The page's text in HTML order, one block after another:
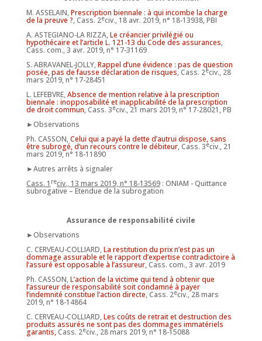
M. ASSELAIN,Prescription biennale : à qui incombe la charge
de la preuve ?, Cass. 2eciv., 18 avr. 2019, n° 18-13938, PBI
A. ASTEGIANO-LA RIZZA,Le créancier privilégié ou
hypothécaire et l’article L. 121-13 du Code des assurances,
Cass. com., 3 avr. 2019, n° 17-31169
S. ABRAVANEL-JOLLY,Rappel d’une évidence : pas de question
posée, pas de fausse déclaration de risques, Cass. 2eciv., 28
mars 2019, n° 17-28451
L. LEFEBVRE,Absence de mention relative à la prescription
biennale : inopposabilité et inapplicabilité de la prescription
de droit commun, Cass. 3eciv., 21 mars 2019, n° 17-28021, PB
►Observations
Ph. CASSON,Celui qui a payé la dette d’autrui dispose, sans
être subrogé, d’un recours contre le débiteur, Cass. 3eciv., 21
mars 2019, n° 18-11890
►Autres arrêts à signaler
Cass. 1 reciv., 13 mars 2019, n° 18-13569: ONIAM - Quittance
subrogative – Etendue de la subrogation
Assurance de responsabilité civile
►Observations
C. CERVEAU-COLLIARD,La restitution du prix n’est pas un
dommage assurable et le rapport d’expertise contradictoire à
l’assuré est opposable à l’assureur, Cass. com., 3 avr. 2019
Ph. CASSON,L’action de la victime qui tend à obtenir que
l’assureur de responsabilité soit condamné à payer
l’indemnité constitue l’action directe, Cass. 2eciv., 28 mars
2019, n° 18-14864
C. CERVEAU-COLLIARD,Les coûts de retrait et destruction des
produits assurés ne sont pas des dommages immatériels
garantis,Cass. 2eciv., 28 mars 2019, n° 18-15088